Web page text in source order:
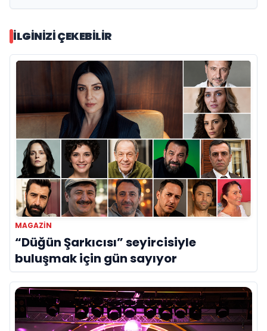
İLGINIZI ÇEKEBILIR
MAGAZIN
“Düğün Şarkıcısı” seyircisiyle
buluşmak için gün sayıyor